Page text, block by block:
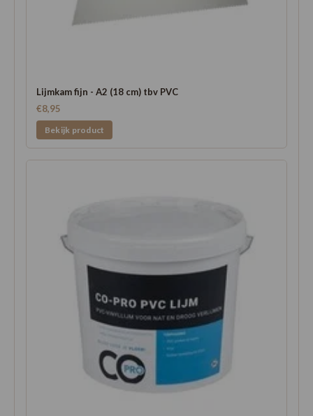
Lijmkam fijn - A2 (18 cm) tbv PVC
€8,95
Bekijk product